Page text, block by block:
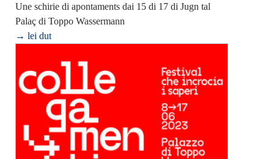
Une schirie di apontaments dai 15 di 17 di Jugn tal
Palaç di Toppo Wassermann
→ lei dut